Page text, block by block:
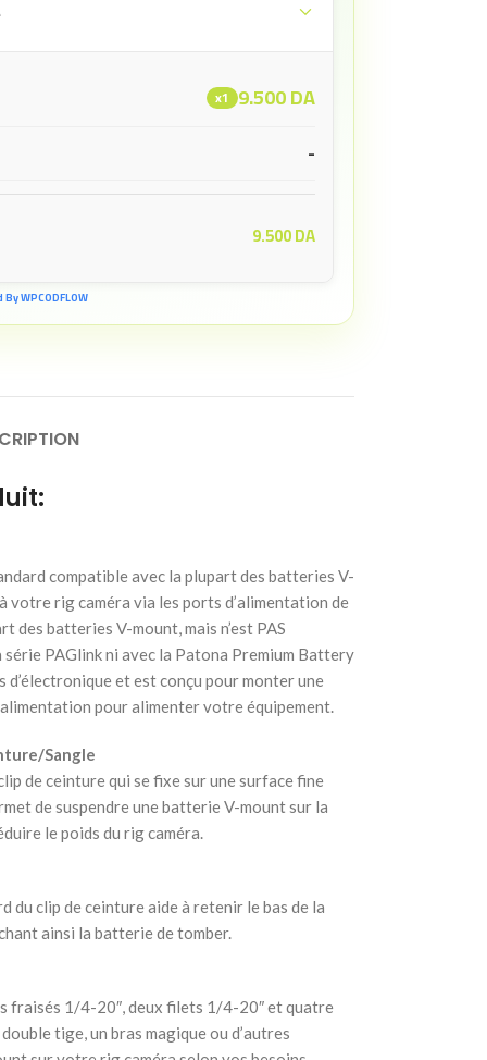
x1 9.500DA
-
9.500DA
WPCODFLOW
compatible avec la plupart des batteries V-
rig caméra via les ports d’alimentation de
des batteries V-mount, mais n’est PAS
PAGlink ni avec la Patona Premium Battery
et est conçu pour monter une
pour alimenter votre équipement.
Sangle
de ceinture qui se fixe sur une surface fine
de suspendre une batterie V-mount sur la
le poids du rig caméra.
du clip de ceinture aide à retenir le bas de la
ainsi la batterie de tomber.
fraisés 1/4-20″, deux filets 1/4-20″ et quatre
tige, un bras magique ou d’autres